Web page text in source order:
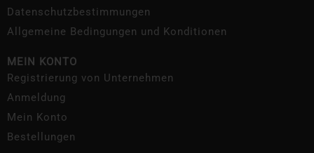
Datenschutzbestimmungen
Allgemeine Bedingungen und Konditionen
MEIN KONTO
Registrierung von Unternehmen
Anmeldung
Mein Konto
Bestellungen